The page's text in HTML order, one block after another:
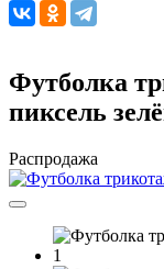
Футболка
пиксель
Распродажа